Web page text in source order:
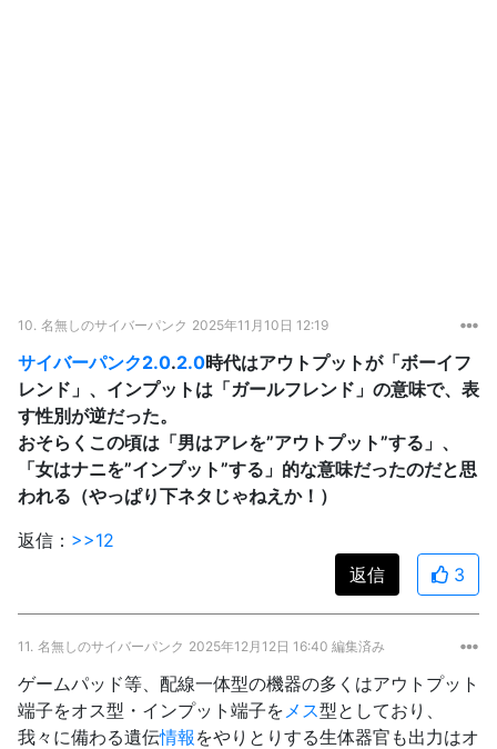
10. 名無しのサイバーパンク 2025年11月10日 12:19
サイバーパンク2.0.2.0時代はアウトプットが「ボーイフ
レンド」、インプットは「ガールフレンド」の意味で、表
す性別が逆だった。
おそらくこの頃は「男はアレを”アウトプット”する」、
「女はナニを”インプット”する」的な意味だったのだと思
われる（やっぱり下ネタじゃねえか！）
返信： >>12
返信
3
11. 名無しのサイバーパンク 2025年12月12日 16:40 編集済み
ゲームパッド等、配線一体型の機器の多くはアウトプット
端子をオス型・インプット端子を メス型としており、
我々に備わる遺伝情報 をやりとりする生体器官も出力はオ